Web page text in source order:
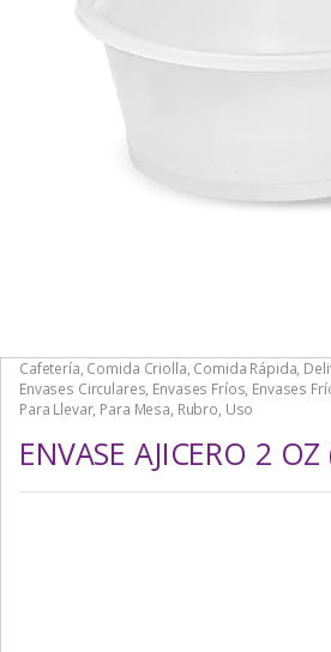
Cafetería, Comida Criolla, Comida Rápida,
Envases Circulares, Envases Fríos, Envases
Para Llevar, Para Mesa, Rubro, Uso
ENVASE AJICERO 2